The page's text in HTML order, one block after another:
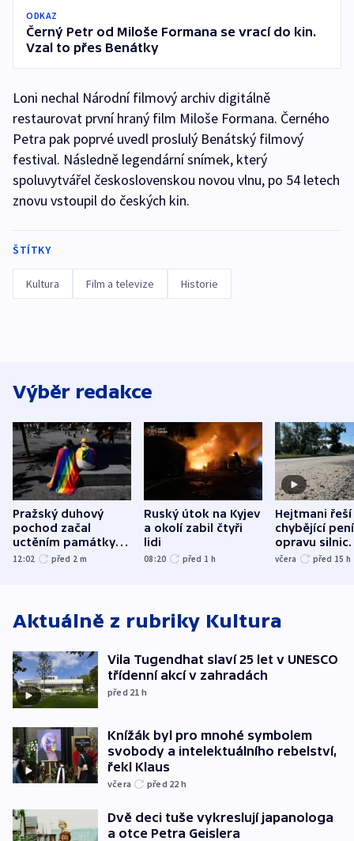
ODKAZ
Černý Petr od Miloše Formana se vrací do kin.
Vzal to přes Benátky
Loni nechal Národní filmový archiv digitálně
restaurovat první hraný film Miloše Formana. Černého
Petra pak poprvé uvedl proslulý Benátský filmový
festival. Následně legendární snímek, který
spoluvytvářel československou novou vlnu, po 54 letech
znovu vstoupil do českých kin.
ŠTÍTKY
Kultura Film a televize Historie
Výběr redakce
Pražský duhový
pochod začal
uctěním památky
obětí berlínského
12:02 před 2 m
Ruský útok na Kyjev
a okolí zabil čtyři
lidi
08:20 před 1 h
Hejtmani řeší
chybějící
opravu silnic.
nenárokové,
včera před 15 h
Aktuálně z rubriky Kultura
Vila Tugendhat slaví 25 let v UNESCO
třídenní akcí v zahradách
před 21 h
Knížák byl pro mnohé symbolem
svobody a intelektuálního rebelství,
řekl Klaus
včera před 22 h
Dvě deci tuše vykreslují japanologa
a otce Petra Geislera